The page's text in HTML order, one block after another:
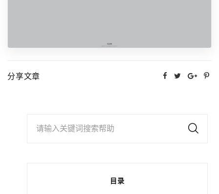
分享文章
请输入关键词搜索帮助
目录